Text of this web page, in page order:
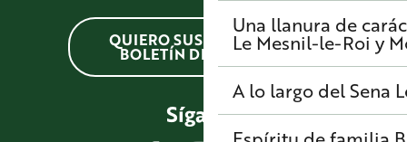
Una llanura de
Le Mesnil-le-Roi y
A lo largo del Sena
QUIERO SUSCRIBIRME AL
BOLETÍN DE NOTICIAS
Síganos